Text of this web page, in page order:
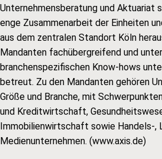
Unternehmensberatung und Aktuariat
enge Zusammenarbeit der Einheiten
aus dem zentralen Standort Köln
Mandanten fachübergreifend und
branchenspezifischen Know-hows
betreut. Zu den Mandanten gehören
Größe und Branche, mit
und Kreditwirtschaft,
Immobilienwirtschaft sowie Handels-,
Medienunternehmen. (www.axis.de)